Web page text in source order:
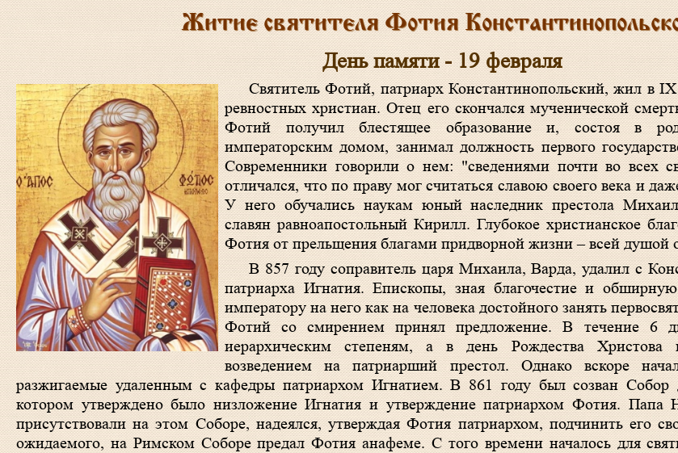
Житие святителя Фотия
День памяти - 19 февраля
Святитель Фотий, патриарх Константинопольский, жил в
ревностных христиан. Отец его скончался мученической
Фотий получил блестящее образование и, состоя в
императорским домом, занимал должность первого
Современники говорили о нем: "сведениями почти во всех
отличался, что по праву мог считаться славою своего века и
У него обучались наукам юный наследник престола
славян равноапостольный Кирилл. Глубокое христианское
Фотия от прельщения благами придворной жизни – всей душой
В 857 году соправитель царя Михаила, Варда, удалил с
патриарха Игнатия. Епископы, зная благочестие и
императору на него как на человека достойного занять
Фотий со смирением принял предложение. В течение 6
иерархическим степеням, а в день Рождества
возведением на патриарший престол. Однако вскоре
разжигаемые удаленным с кафедры патриархом Игнатием. В 861 году был созван Собор
котором утверждено было низложение Игнатия и утверждение патриархом Фотия. Папа
присутствовали на этом Соборе, надеялся, утверждая Фотия патриархом, подчинить его
ожидаемого, на Римском Соборе предал Фотия анафеме. С того времени началось для